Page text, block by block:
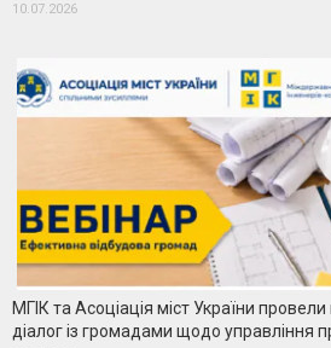
10.07.2026
МГІК та Асоціація міст України
діалог із громадами щодо управління